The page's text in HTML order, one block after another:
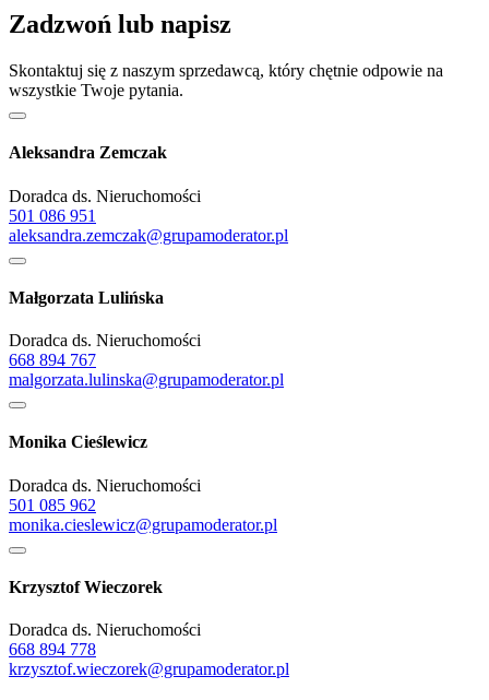
Zadzwoń lub napisz
Skontaktuj się z naszym sprzedawcą, który chętnie odpowie na
wszystkie Twoje pytania.
Aleksandra Zemczak
Doradca ds. Nieruchomości
501 086 951
aleksandra.zemczak@grupamoderator.pl
Małgorzata Lulińska
Doradca ds. Nieruchomości
668 894 767
malgorzata.lulinska@grupamoderator.pl
Monika Cieślewicz
Doradca ds. Nieruchomości
501 085 962
monika.cieslewicz@grupamoderator.pl
Krzysztof Wieczorek
Doradca ds. Nieruchomości
668 894 778
krzysztof.wieczorek@grupamoderator.pl